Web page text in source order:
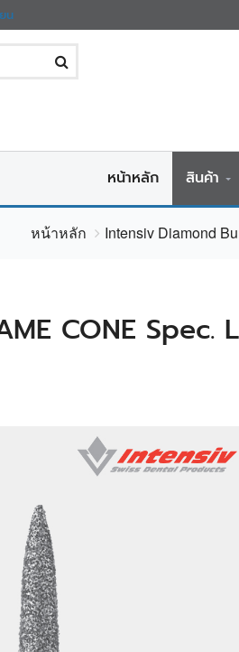
น
หน้าหลัก สินค้า
หน้าหลัก Intensiv Diamond
CONE Spec.